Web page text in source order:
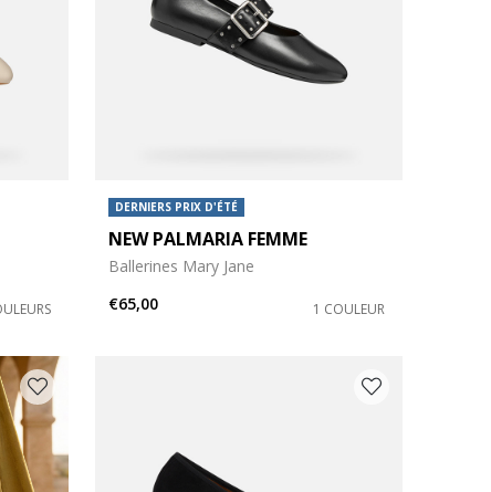
DERNIERS PRIX D'ÉTÉ
NEW PALMARIA FEMME
Ballerines Mary Jane
€65,00
1 COULEUR